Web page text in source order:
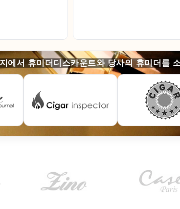
에서 휴미더디스카운트와 당사의 휴미더를